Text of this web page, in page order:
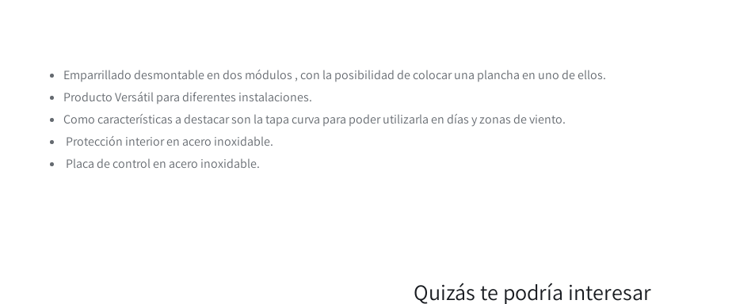
Emparrillado desmontable en dos módulos , con la posibilidad de colocar una plancha en uno de ellos.
Producto Versátil para diferentes instalaciones.
Como características a destacar son la tapa curva para poder utilizarla en días y zonas de viento.
Protección interior en acero inoxidable.
Placa de control en acero inoxidable.
Quizás te podría interesar